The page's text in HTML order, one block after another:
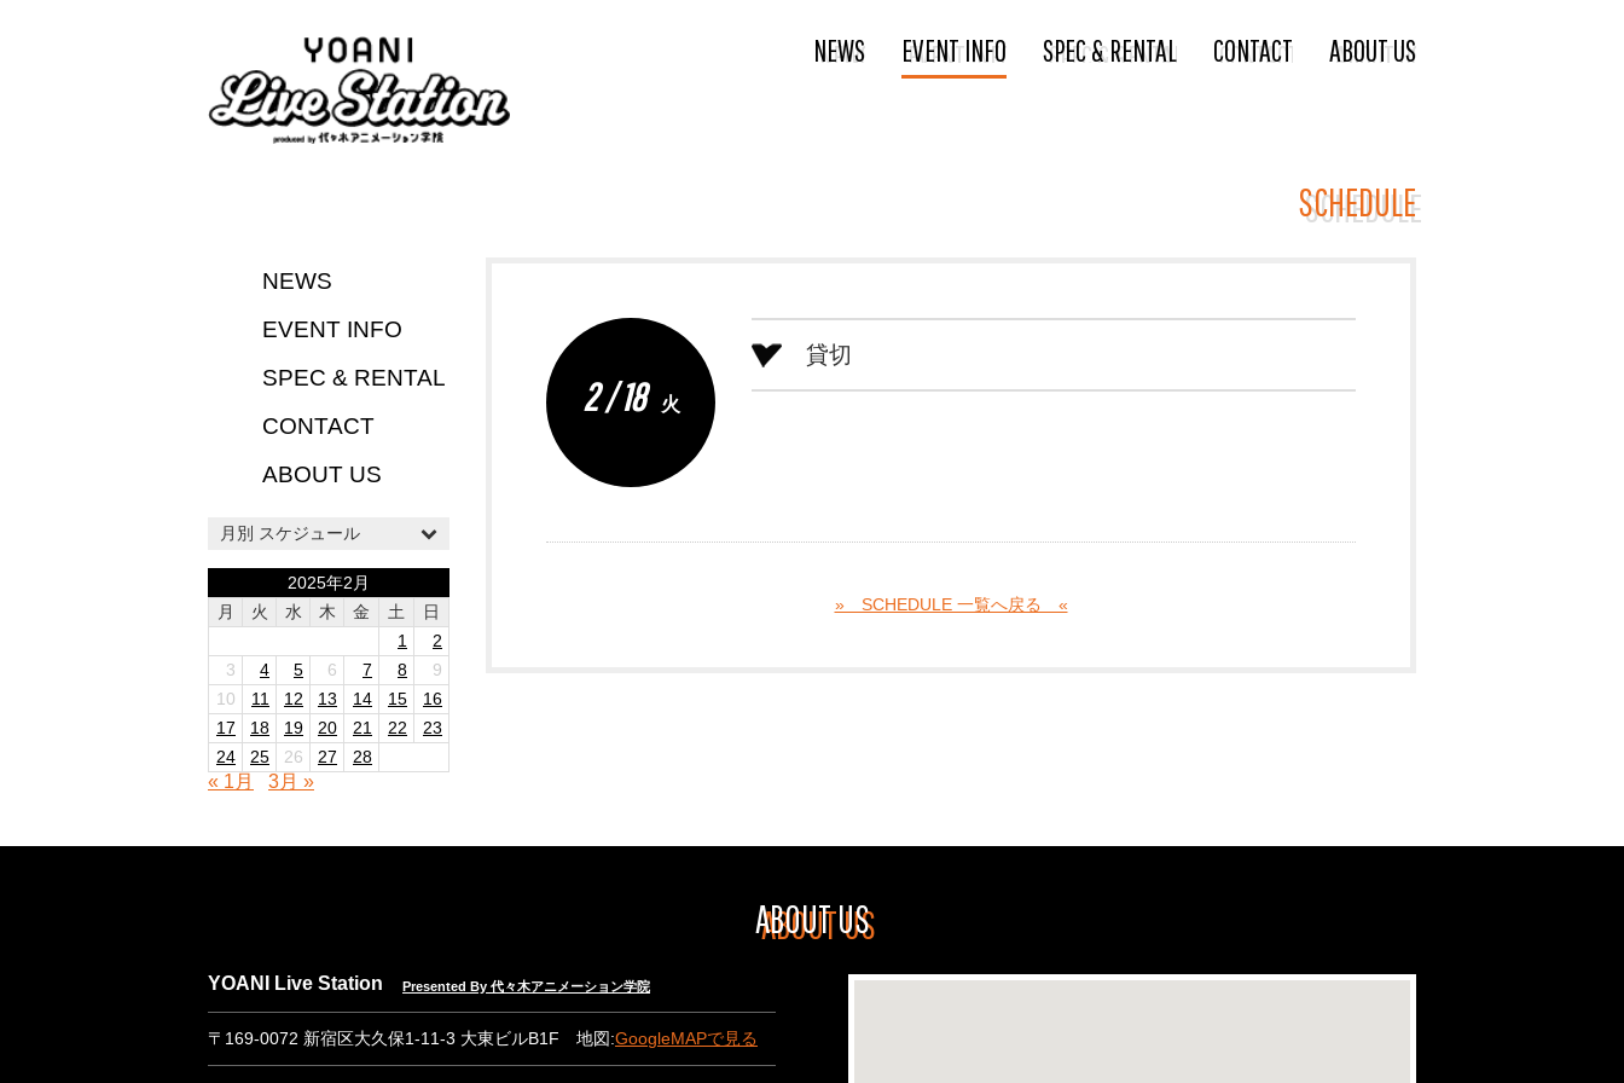
NEWS EVENT INFO SPEC & RENTAL CONTACT ABOUT US
SCHEDULE
NEWS
EVENT INFO
SPEC & RENTAL
CONTACT
ABOUT US
月別 スケジュール
2025年2月
月
火 水 木 金 土
日
1
2
3
4 5 6 7 8
9
10
11 12 13 14 15
16
17
18 19 20 21 22
23
24
25 26 27 28
« 1月 3月 »
2 / 18 火
貸切
» SCHEDULE 一覧へ戻る «
ABOUT US
YOANI Live Station Presented By 代々木アニメーション学院
〒169-0072 新宿区大久保1-11-3 大東ビルB1F 地図:GoogleMAPで見る